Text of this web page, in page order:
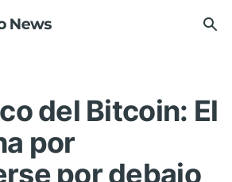
del Bitcoin: El
por
por debajo